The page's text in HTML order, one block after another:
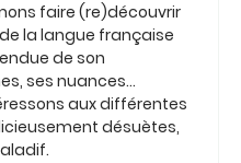
faire (re)découvrir
la langue française
de son
ses nuances…
aux différentes
désuètes,